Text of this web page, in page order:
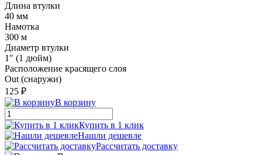
Длина втулки
40 мм
Намотка
300 м
Диаметр втулки
1" (1 дюйм)
Расположение красящего слоя
Out (снаружи)
125 ₽
В корзину
Купить в 1 клик
Нашли дешевле
Рассчитать доставку